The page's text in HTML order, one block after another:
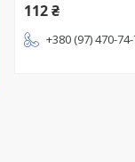
112 ₴
+380 (97) 470-